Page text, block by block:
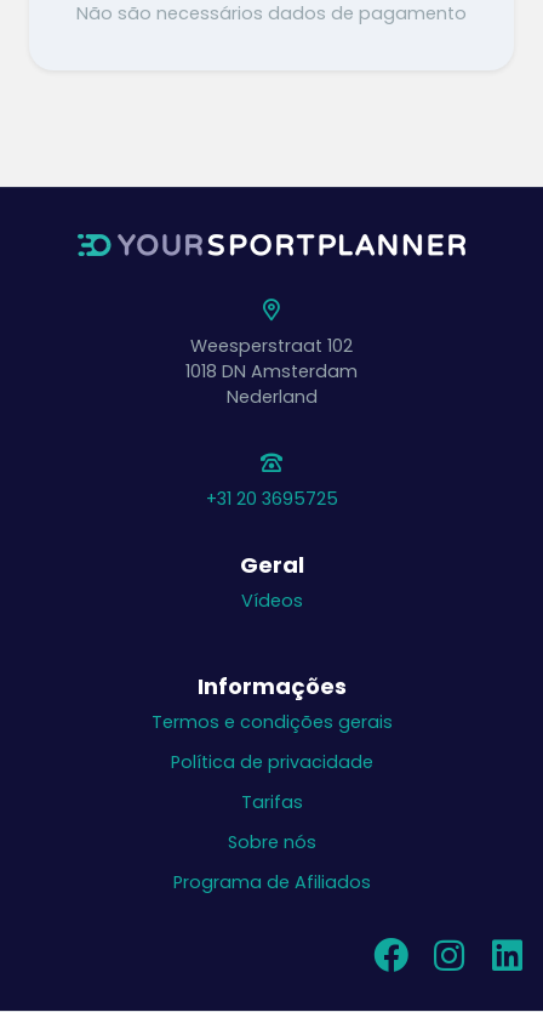
Não são necessários dados de pagamento
Weesperstraat 102
1018 DN Amsterdam
Nederland
+31 20 3695725
Geral
Vídeos
Informações
Termos e condições gerais
Política de privacidade
Tarifas
Sobre nós
Programa de Afiliados